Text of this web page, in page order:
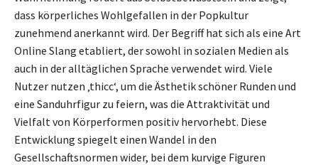
dass körperliches Wohlgefallen in der Popkultur
zunehmend anerkannt wird. Der Begriff hat sich als eine Art
Online Slang etabliert, der sowohl in sozialen Medien als
auch in der alltäglichen Sprache verwendet wird. Viele
Nutzer nutzen ‚thicc‘, um die Ästhetik schöner Runden und
eine Sanduhrfigur zu feiern, was die Attraktivität und
Vielfalt von Körperformen positiv hervorhebt. Diese
Entwicklung spiegelt einen Wandel in den
Gesellschaftsnormen wider, bei dem kurvige Figuren